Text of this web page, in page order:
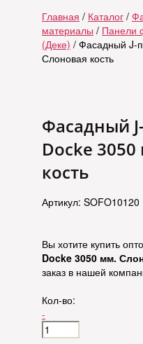
Главная / Каталог /
материалы / Панели
(Деке) / Фасадный J-
Слоновая кость
Фасадный
Docke
кость
Артикул: SOFO10120
Вы хотите купить
Docke 3050 мм.
заказ в нашей
Кол-во:
-